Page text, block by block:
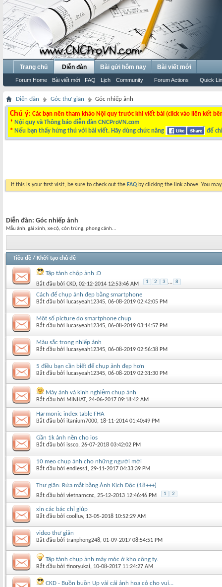
Trang chủ Diễn đàn
Forum Home Bài viết mới FAQ Lịch Community Forum Actions Quick
Bài gửi hôm nay Bài viết mới
Diễn đàn Góc thư giãn Góc nhiếp ảnh
Chú ý: Các bạn nên tham khảo Nội quy trước khi viết bài (click vào liên kết
* Nội quy và Thông báo diễn đàn CNCProVN.com
* Nếu bạn thấy hứng thú với bài viết. Hãy dùng chức năng để
If this is your first visit, be sure to check out the FAQ by clicking the link above. You
Diễn đàn: Góc nhiếp ảnh
Mẫu ảnh, gái xinh, xe cộ, côn trùng, phong cảnh...
Tiêu đề / Khởi tạo chủ đề
Tập tành chộp ảnh :D
Bắt đầu bởi CKD‎, 02-12-2014 12:53:46 AM 1 2 3 ... 8
Cách để chụp ảnh đẹp bằng smartphone
Bắt đầu bởi lucasyeah12345‎, 06-08-2019 02:42:05 PM
Một số picture do smartphone chụp
Bắt đầu bởi lucasyeah12345‎, 06-08-2019 03:14:57 PM
Màu sắc trong nhiếp ảnh
Bắt đầu bởi lucasyeah12345‎, 06-08-2019 02:56:38 PM
5 điều bạn cần biết để chụp ảnh đẹp hơn
Bắt đầu bởi lucasyeah12345‎, 06-08-2019 02:31:30 PM
Máy ảnh và kinh nghiệm chụp ảnh
Bắt đầu bởi MINHAT‎, 24-06-2017 09:18:42 AM
Harmonic index table FHA
Bắt đầu bởi itanium7000‎, 18-11-2014 01:40:49 PM
Gần 1k ảnh nền cho ios
Bắt đầu bởi issco‎, 26-07-2018 03:42:02 PM
10 mẹo chụp ảnh cho những người mới
Bắt đầu bởi endless1‎, 29-11-2017 04:33:39 PM
Thư giãn: Rửa mắt bằng Ảnh Kịch Độc (18+++)
Bắt đầu bởi vietnamcnc‎, 25-12-2013 12:46:46 PM 1 2
xin các bác chỉ giúp
Bắt đầu bởi coolluv‎, 13-05-2018 10:52:29 AM
video thư giản
Bắt đầu bởi tranphong248‎, 01-09-2017 08:54:51 PM
Tập tành chụp ảnh máy móc ở kho công ty.
Bắt đầu bởi tinoryukai‎, 10-08-2017 11:24:27 AM
CKD - Buồn buồn Up vài cái ảnh hoa cỏ cho vui...